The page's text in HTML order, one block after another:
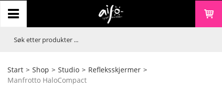
Start > Shop > Studio > Refleksskjermer >
Manfrotto HaloCompact